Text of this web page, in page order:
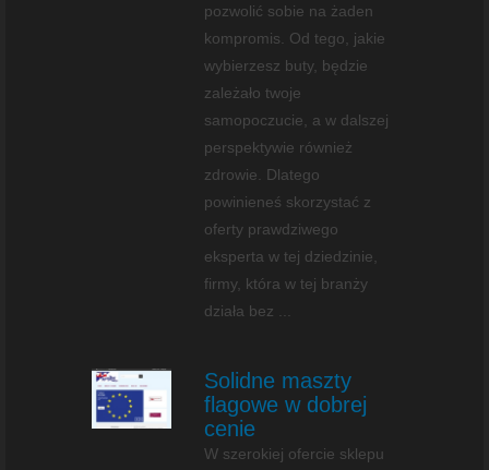
pozwolić sobie na żaden
kompromis. Od tego, jakie
wybierzesz buty, będzie
zależało twoje
samopoczucie, a w dalszej
perspektywie również
zdrowie. Dlatego
powinieneś skorzystać z
oferty prawdziwego
eksperta w tej dziedzinie,
firmy, która w tej branży
działa bez ...
Solidne maszty
flagowe w dobrej
cenie
W szerokiej ofercie sklepu